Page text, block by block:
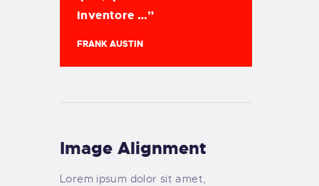
inventore …”
FRANK AUSTIN
Image Alignment
Lorem ipsum dolor sit amet,